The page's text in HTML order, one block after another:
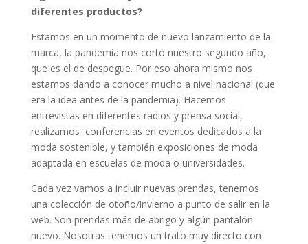
diferentes productos?
Estamos en un momento de nuevo lanzamiento de la
marca, la pandemia nos cortó nuestro segundo año,
que es el de despegue. Por eso ahora mismo nos
estamos dando a conocer mucho a nivel nacional (que
era la idea antes de la pandemia). Hacemos
entrevistas en diferentes radios y prensa social,
realizamos conferencias en eventos dedicados a la
moda sostenible, y también exposiciones de moda
adaptada en escuelas de moda o universidades.
Cada vez vamos a incluir nuevas prendas, tenemos
una colección de otoño/invierno a punto de salir en la
web. Son prendas más de abrigo y algún pantalón
nuevo. Nosotras tenemos un trato muy directo con